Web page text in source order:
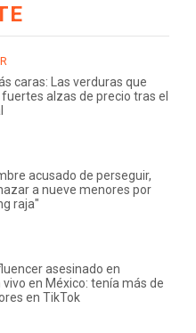
caras: Las verduras que
alzas de precio tras el
acusado de perseguir,
a nueve menores por
raja"
asesinado en
en México: tenía más de
en TikTok